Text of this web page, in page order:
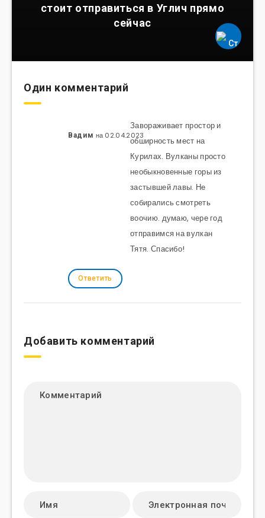
стоит отправиться в Углич прямо
сейчас
Один комментарий
Вадим на 02.04.2023
Завораживает простор и
обширность мест на
Курилах. Вулканы просто
необыкновенные горы из
застывшей лавы. Не
собирались смотреть
воочию. думаю, чере год
отправимся на вулкан
Тятя. Спасибо!
Ответить
Добавить комментарий